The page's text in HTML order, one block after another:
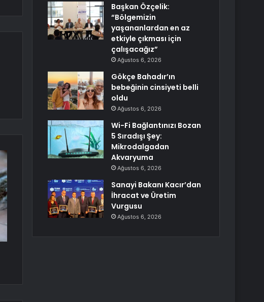
Başkan Özçelik:
“Bölgemizin
yaşananlardan en az
etkiyle çıkması için
çalışacağız”
Ağustos 6, 2026
Gökçe Bahadır’ın
bebeğinin cinsiyeti belli
oldu
Ağustos 6, 2026
Wi-Fi Bağlantınızı Bozan
5 Sıradışı Şey:
Mikrodalgadan
Akvaryuma
Ağustos 6, 2026
Sanayi Bakanı Kacır’dan
İhracat ve Üretim
Vurgusu
Ağustos 6, 2026